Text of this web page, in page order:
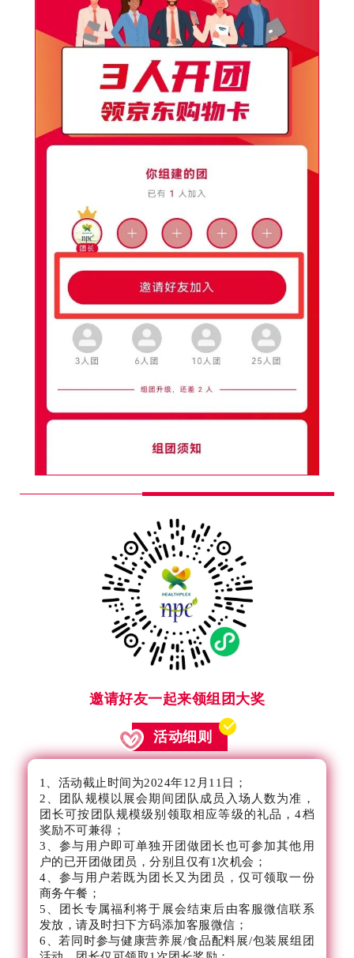
邀请好友一起来领组团大奖
活动细则
1、活动截止时间为2024年12月11日；
2、团队规模以展会期间团队成员入场人数为准，
团长可按团队规模级别领取相应等级的礼品，4档
奖励不可兼得；
3、参与用户即可单独开团做团长也可参加其他用
户的已开团做团员，分别且仅有1次机会；
4、参与用户若既为团长又为团员，仅可领取一份
商务午餐；
5、团长专属福利将于展会结束后由客服微信联系
发放，请及时扫下方码添加客服微信；
6、若同时参与健康营养展/食品配料展/包装展组团